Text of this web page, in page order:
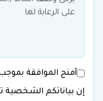
أمنح الموافقة
إن بياناتكم